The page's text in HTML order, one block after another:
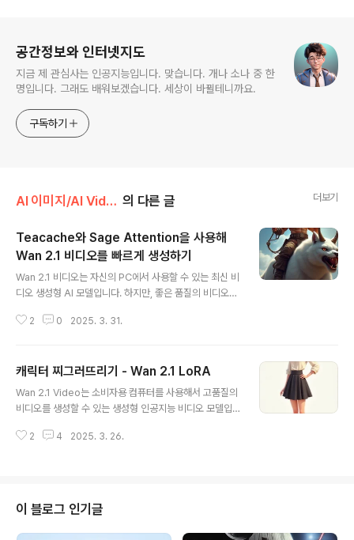
공간정보와 인터넷지도
지금 제 관심사는 인공지능입니다. 맞습니다. 개나 소나 중 한
명입니다. 그래도 배워보겠습니다. 세상이 바뀔테니까요.
구독하기
AI 이미지/AI Video 의 다른 글 더보기
Teacache와 Sage Attention을 사용해
Wan 2.1 비디오를 빠르게 생성하기
Wan 2.1 비디오는 자신의 PC에서 사용할 수 있는 최신 비
디오 생성형 AI 모델입니다. 하지만, 좋은 품질의 비디오를
사용할 경우, 720p 비디오는 2시간, 480p 비디오는 20
입니다.이 글에서 소개하는 Wan 2.1 워크필로는 Teaca
che와 Sage Attention을 사용하여 생성시간을 약 30%
가량 줄여줍니다. 머... 한 70% 정도 줄여주면 좋겠지만,
원리Fast Wan 2.1 Teacache/Sage 어텐션 워크플로
2 0 2025. 3. 31.
캐릭터 찌그러뜨리기 - Wan 2.1 LoRA
Wan 2.1 Video는 소비자용 컴퓨터를 사용해서 고품질의
비디오를 생성할 수 있는 생성형 인공지능 비디오 모델입
Wan 2.1 Video를 위한 재미있는 LoRA모델을 공개했습
과를 넣어주는 역할을 합니다. rotate 소프트웨어Remad
e LoRA for Wan 2.1 VideoLotation LoRA 따라하기
다른 LoRA 사용하기소프트웨어이 글에서는 스테이블 디
2 4 2025. 3. 26.
이 블로그 인기글